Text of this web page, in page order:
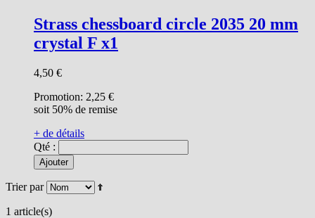
Strass chessboard circle 2035 20 mm
crystal F x1
4,50 €
Promotion: 2,25 €
soit 50% de remise
+ de détails
Qté :
Ajouter
Trier par
1 article(s)